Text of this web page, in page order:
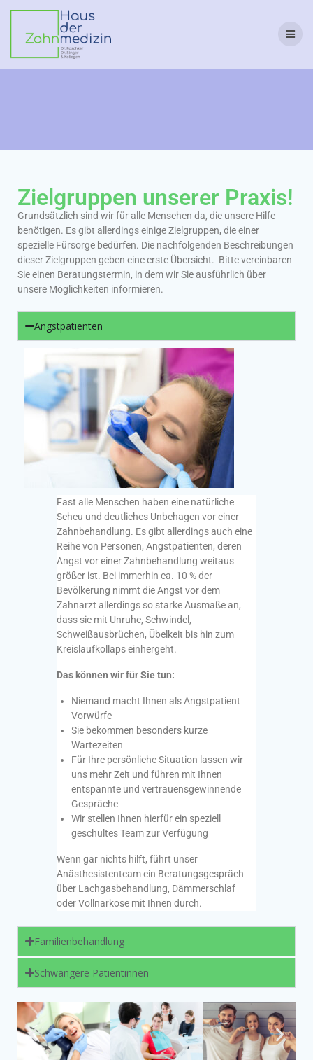
Zielgruppen unserer Praxis!
Grundsätzlich sind wir für alle Menschen da, die unsere Hilfe
benötigen. Es gibt allerdings einige Zielgruppen, die einer
spezielle Fürsorge bedürfen. Die nachfolgenden Beschreibungen
dieser Zielgruppen geben eine erste Übersicht. Bitte vereinbaren
Sie einen Beratungstermin, in dem wir Sie ausführlich über
unsere Möglichkeiten informieren.
Angstpatienten
Fast alle Menschen haben eine natürliche
Scheu und deutliches Unbehagen vor einer
Zahnbehandlung. Es gibt allerdings auch eine
Reihe von Personen, Angstpatienten, deren
Angst vor einer Zahnbehandlung weitaus
größer ist. Bei immerhin ca. 10 % der
Bevölkerung nimmt die Angst vor dem
Zahnarzt allerdings so starke Ausmaße an,
dass sie mit Unruhe, Schwindel,
Schweißausbrüchen, Übelkeit bis hin zum
Kreislaufkollaps einhergeht.
Das können wir für Sie tun:
Niemand macht Ihnen als Angstpatient
Vorwürfe
Sie bekommen besonders kurze
Wartezeiten
Für Ihre persönliche Situation lassen wir
uns mehr Zeit und führen mit Ihnen
entspannte und vertrauensgewinnende
Gespräche
Wir stellen Ihnen hierfür ein speziell
geschultes Team zur Verfügung
Wenn gar nichts hilft, führt unser
Anästhesistenteam ein Beratungsgespräch
über Lachgasbehandlung, Dämmerschlaf
oder Vollnarkose mit Ihnen durch.
Familienbehandlung
Schwangere Patientinnen